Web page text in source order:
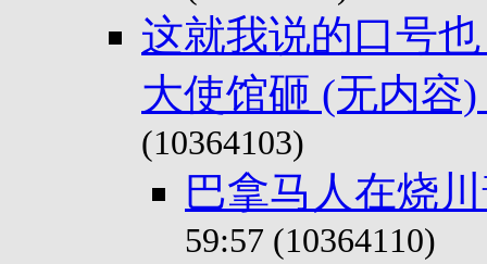
这就我说的口号
大使馆砸 (无内容)
(10364103)
巴拿马人在烧
59:57 (10364110)